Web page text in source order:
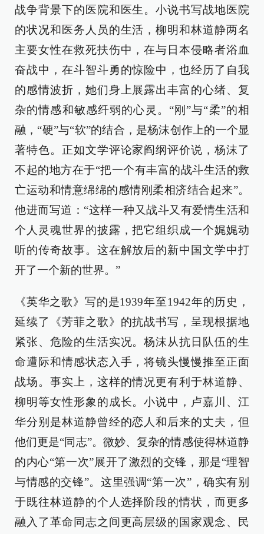
战争背景下的医院和医生。小说书写战地医院
的状况和医务人员的生活，柳明和林道静两名
主要女性在救死扶伤中，在与日本侵略者浴血
奋战中，在斗智斗勇的惊险中，也经历了自我
的感情波折，她们身上展露出丰富的心绪、复
杂的情感和敏感纤弱的心灵。“刚”与“柔”的相
融，“硬”与“软”的结合，是杨沫创作上的一个显
著特色。正如文学评论家阎纲评价说，杨沫了
不起的地方在于“把一个有丰富的战斗生活的救
亡运动和情意绵绵的感情刚柔相济结合起来”。
他进而写道：“这样一种又战斗又有爱情生活和
个人灵魂世界的披露，把它组织成一个娓娓动
听的传奇故事。这在解放后的新中国文学中打
开了一个新的世界。”
《英华之歌》写的是1939年至1942年的历史，
延续了《芳菲之歌》的抗战书写，呈现根据地
紧张、危险的生活实况。杨沫从抗日队伍的生
命遭际和情感状态入手，将镜头慢慢推至正面
战场。事实上，这样的情况更有利于林道静、
柳明等女性形象的成长。小说中，卢嘉川、江
华分别是林道静曾经的恋人和后来的丈夫，但
他们更是“同志”。微妙、复杂的情感使得林道静
的内心“第一次”展开了激烈的交锋，那是“理智
与情感的交锋”。这里强调“第一次”，确实有别
于既往林道静的个人选择阶段的情状，而更多
融入了革命同志之间更高层级的国家观念、民